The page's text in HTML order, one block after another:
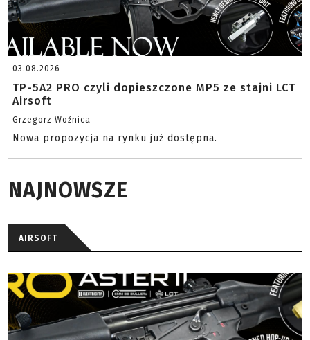
03.08.2026
TP-5A2 PRO czyli dopieszczone MP5 ze stajni LCT
Airsoft
Grzegorz Woźnica
Nowa propozycja na rynku już dostępna.
NAJNOWSZE
AIRSOFT